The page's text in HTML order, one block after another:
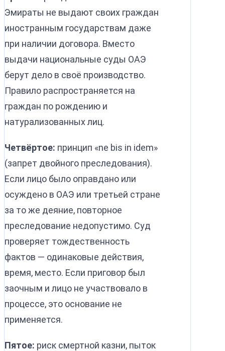
Эмираты не выдают своих граждан
иностранным государствам даже
при наличии договора. Вместо
выдачи национальные суды ОАЭ
берут дело в своё производство.
Правило распространяется на
граждан по рождению и
натурализованных лиц.
Четвёртое: принцип «ne bis in idem»
(запрет двойного преследования).
Если лицо было оправдано или
осуждено в ОАЭ или третьей стране
за то же деяние, повторное
преследование недопустимо. Суд
проверяет тождественность
фактов — одинаковые действия,
время, место. Если приговор был
заочным и лицо не участвовало в
процессе, это основание не
применяется.
Пятое: риск смертной казни, пыток